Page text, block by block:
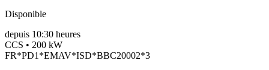
Disponible
depuis 10:30 heures
CCS • 200 kW
FR*PD1*EMAV*ISD*BBC20002*3